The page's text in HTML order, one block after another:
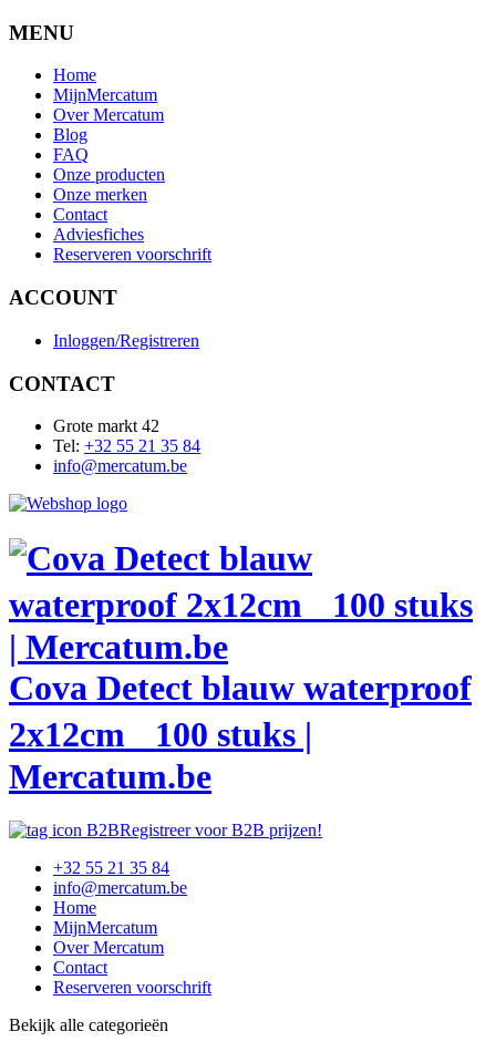
MENU
Home
MijnMercatum
Over Mercatum
Blog
FAQ
Onze producten
Onze merken
Contact
Adviesfiches
Reserveren voorschrift
ACCOUNT
Inloggen/Registreren
CONTACT
Grote markt 42
Tel: +32 55 21 35 84
info@mercatum.be
Cova Detect blauw waterproof
2x12cm 100 stuks |
Mercatum.be
Registreer voor B2B prijzen!
+32 55 21 35 84
info@mercatum.be
Home
MijnMercatum
Over Mercatum
Contact
Reserveren voorschrift
Bekijk alle categorieën